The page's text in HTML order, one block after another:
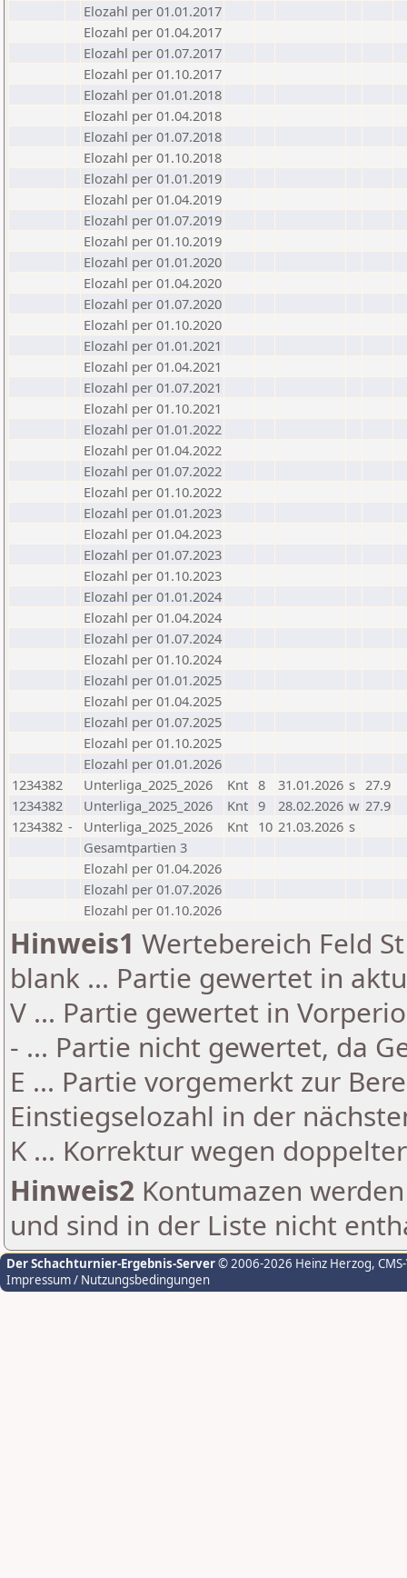
Elozahl per 01.01.2017
Elozahl per 01.04.2017
Elozahl per 01.07.2017
Elozahl per 01.10.2017
Elozahl per 01.01.2018
Elozahl per 01.04.2018
Elozahl per 01.07.2018
Elozahl per 01.10.2018
Elozahl per 01.01.2019
Elozahl per 01.04.2019
Elozahl per 01.07.2019
Elozahl per 01.10.2019
Elozahl per 01.01.2020
Elozahl per 01.04.2020
Elozahl per 01.07.2020
Elozahl per 01.10.2020
Elozahl per 01.01.2021
Elozahl per 01.04.2021
Elozahl per 01.07.2021
Elozahl per 01.10.2021
Elozahl per 01.01.2022
Elozahl per 01.04.2022
Elozahl per 01.07.2022
Elozahl per 01.10.2022
Elozahl per 01.01.2023
Elozahl per 01.04.2023
Elozahl per 01.07.2023
Elozahl per 01.10.2023
Elozahl per 01.01.2024
Elozahl per 01.04.2024
Elozahl per 01.07.2024
Elozahl per 01.10.2024
Elozahl per 01.01.2025
Elozahl per 01.04.2025
Elozahl per 01.07.2025
Elozahl per 01.10.2025
Elozahl per 01.01.2026
1234382
Unterliga_2025_2026 Knt 8 31.01.2026 s 27.9
1234382
Unterliga_2025_2026 Knt 9 28.02.2026 w 27.9
1234382 - Unterliga_2025_2026 Knt 10 21.03.2026 s
Gesamtpartien 3
Elozahl per 01.04.2026
Elozahl per 01.07.2026
Elozahl per 01.10.2026
Hinweis1 Wertebereich Feld
blank ... Partie gewertet in
V ... Partie gewertet in
- ... Partie nicht gewertet, da
E ... Partie vorgemerkt zur
Einstiegselozahl in der
K ... Korrektur wegen
Hinweis2 Kontumazen
und sind in der Liste nicht
Der Schachturnier-Ergebnis-Server© 2006-2026 Heinz Herzog,
Impressum / Nutzungsbedingungen